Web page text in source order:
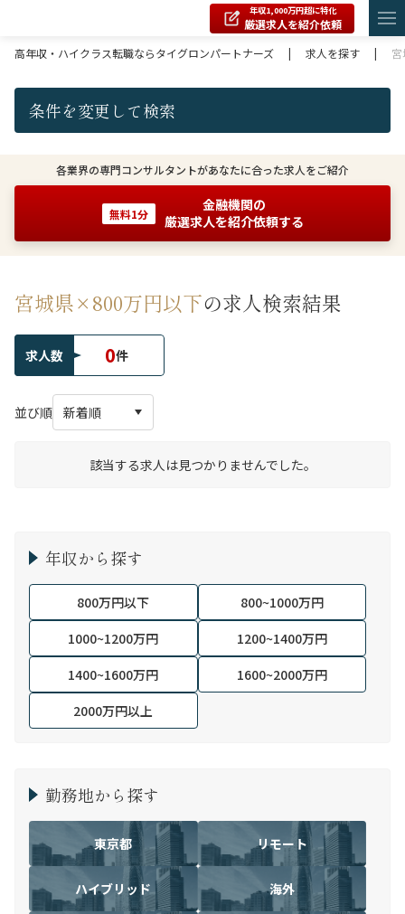
年収1,000万円超に特化
厳選求人を紹介依頼
高年収・ハイクラス転職ならタイグロンパートナーズ
| 求人を探す |
条件を変更して検索
各業界の専門コンサルタントがあなたに合った求人をご紹介
無料1分
金融機関の
厳選求人を紹介依頼する
宮城県×800万円以下の求人検索結果
求人数 0件
並び順
該当する求人は見つかりませんでした。
年収から探す
800万円以下
800~1000万円
1000~1200万円
1200~1400万円
1400~1600万円
1600~2000万円
2000万円以上
勤務地から探す
東京都 リモート
ハイブリッド 海外